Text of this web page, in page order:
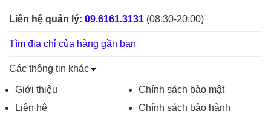
Liên hệ quản lý: 09.6161.3131 (08:30-20:00)
Tìm địa chỉ của hàng gần bạn
Các thông tin khác
Giới thiệu
Liên hệ
Chính sách bảo mật
Chính sách bảo hành